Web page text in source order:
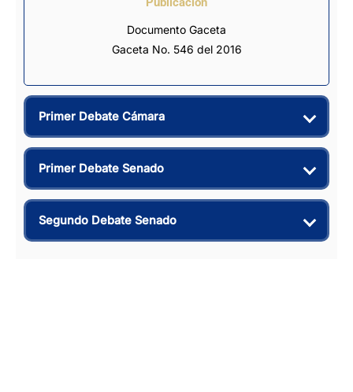
Documento Gaceta
Gaceta No. 546 del 2016
Primer Debate Cámara
Primer Debate Senado
Segundo Debate Senado